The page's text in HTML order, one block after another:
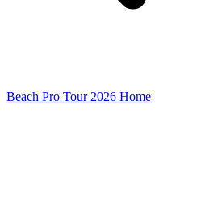
Beach Pro Tour 2026 Home